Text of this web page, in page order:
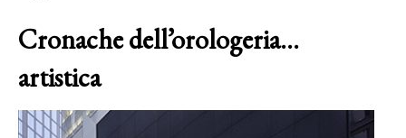
Cronache dell’orologeria…
artistica